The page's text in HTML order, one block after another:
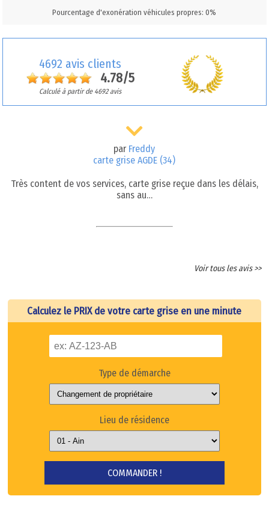
Pourcentage d'exonération véhicules propres: 0%
4692 avis clients
4.78/5
Calculé à partir de 4692 avis
par Freddy
carte grise AGDE (34)
Très content de vos services, carte grise reçue dans les délais,
sans au…
Voir tous les avis >>
Calculez le PRIX de votre carte grise en une minute
Type de démarche
Lieu de résidence